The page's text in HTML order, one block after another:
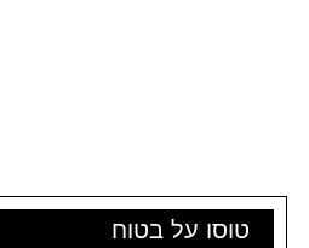
טוסו על בטוח